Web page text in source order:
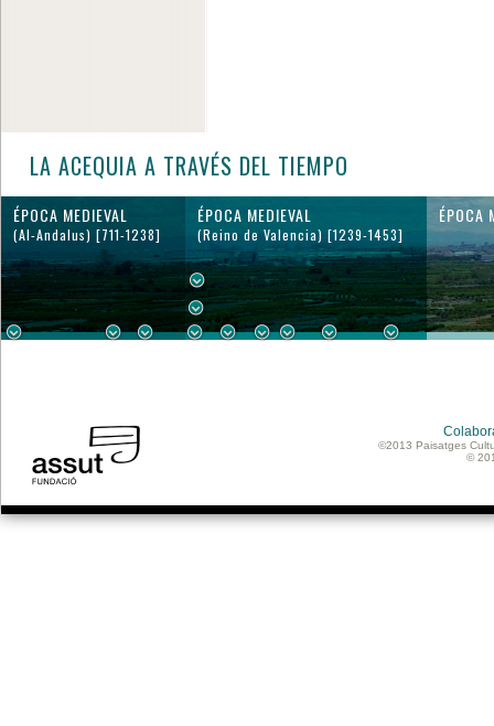
LA ACEQUIA A TRAVÉS DEL TIEMPO
ÉPOCA MEDIEVAL
(Al-Andalus) [711-1238]
ÉPOCA MEDIEVAL
(Reino de Valencia) [1239-1453]
ÉPOCA
©2013 Paisatges
©